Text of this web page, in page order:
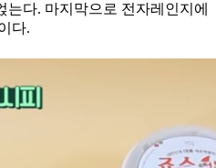
다. 마지막으로 전자레인지에
다.